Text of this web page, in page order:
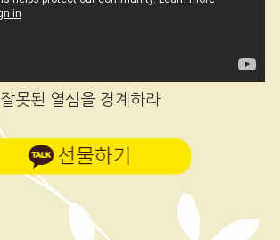
잘못된 열심을 경계하라